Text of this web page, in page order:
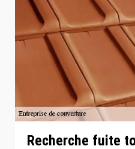
Recherche fuite